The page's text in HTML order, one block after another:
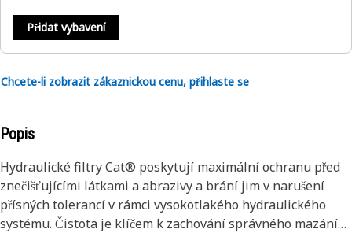
Přidat vybavení
Chcete-li zobrazit zákaznickou cenu, přihlaste se
Popis
Hydraulické filtry Cat® poskytují maximální ochranu před
znečišťujícími látkami a abrazivy a brání jim v narušení
přísných tolerancí v rámci vysokotlakého hydraulického
systému. Čistota je klíčem k zachování správného mazání